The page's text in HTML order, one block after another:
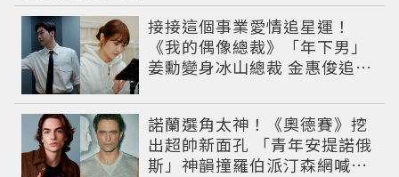
接接這個事業愛情追星運！
《我的偶像總裁》「年下男」
姜勳變身冰山總裁 金惠俊追星
諾蘭選角太神！《奧德賽》挖
出超帥新面孔 「青年安提諾俄
斯」神韻撞羅伯派汀森網喊：